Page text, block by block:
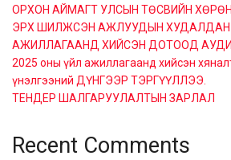
ОРХОН АЙМАГТ УЛСЫН ТӨСВИЙН
ЭРХ ШИЛЖСЭН АЖЛУУДЫН ХУДАЛДАН
АЖИЛЛАГААНД ХИЙСЭН ДОТООД
2025 оны үйл ажиллагаанд хийсэн
үнэлгээний ДҮНГЭЭР ТЭРГҮҮЛЛЭЭ.
ТЕНДЕР ШАЛГАРУУЛАЛТЫН ЗАРЛАЛ
Recent Comments